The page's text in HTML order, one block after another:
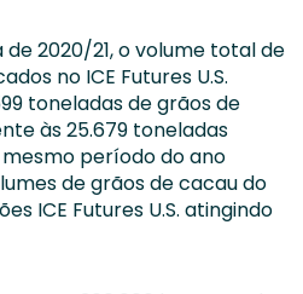
2020/21, o volume total de
no ICE Futures U.S.
toneladas de grãos de
às 25.679 toneladas
período do ano
de grãos de cacau do
ICE Futures U.S. atingindo